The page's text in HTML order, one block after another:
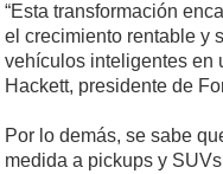
“Esta transformación
el crecimiento rentable y
vehículos inteligentes en
Hackett, presidente de
Por lo demás, se sabe
medida a pickups y